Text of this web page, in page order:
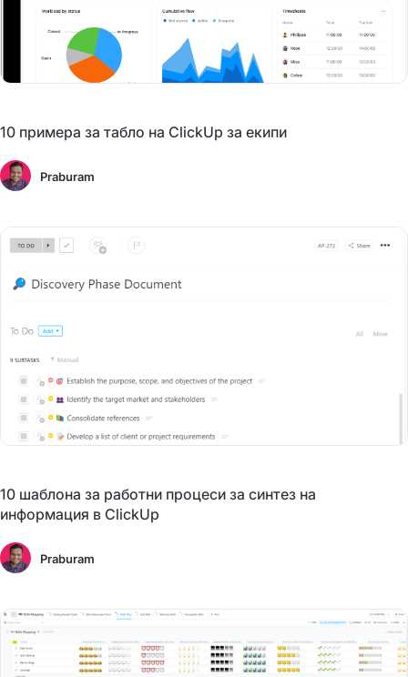
10 примера за табло на ClickUp за екипи
Praburam
10 шаблона за работни процеси за синтез на
информация в ClickUp
Praburam